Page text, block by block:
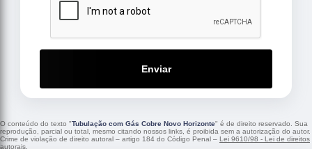
Enviar
O conteúdo do texto "Tubulação com Gás Cobre Novo Horizonte" é de direito reservado. Sua
reprodução, parcial ou total, mesmo citando nossos links, é proibida sem a autorização do autor.
Crime de violação de direito autoral – artigo 184 do Código Penal – Lei 9610/98 - Lei de direitos
autorais